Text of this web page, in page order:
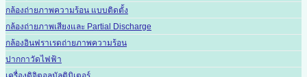
กล้องถ่ายภาพความร้อน แบบติดตั้ง
กล้องถ่ายภาพเสียงและ Partial Discharge
กล้องอินฟราเรดถ่ายภาพความร้อน
ปากกาวัดไฟฟ้า